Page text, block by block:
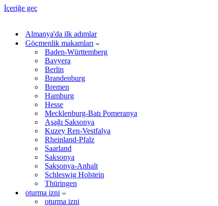
İçeriğe geç
Almanya'da ilk adımlar
Göçmenlik makamları
Baden-Württemberg
Bavyera
Berlin
Brandenburg
Bremen
Hamburg
Hesse
Mecklenburg-Batı Pomeranya
Aşağı Saksonya
Kuzey Ren-Vestfalya
Rheinland-Pfalz
Saarland
Saksonya
Saksonya-Anhalt
Schleswig Holstein
Thüringen
oturma izni
oturma izni